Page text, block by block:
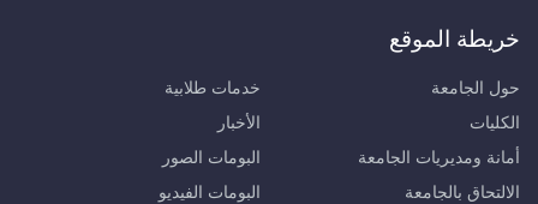
خريطة الموقع
حول الجامعة
الكليات
أمانة ومديريات الجامعة
الالتحاق بالجامعة
خدمات طلابية
الأخبار
البومات الصور
البومات الفيديو